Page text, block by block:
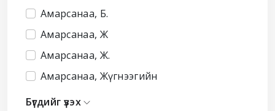
Амарсанаа, Б.
Амарсанаа, Ж
Амарсанаа, Ж.
Амарсанаа, Жүгнээгийн
Бүгдийг үзэх